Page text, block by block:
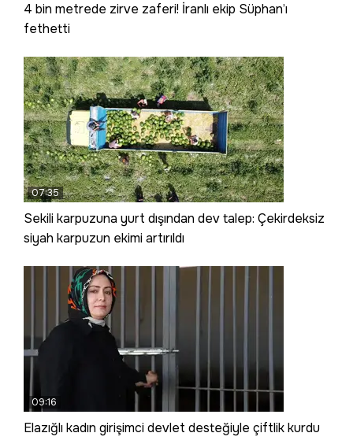
4 bin metrede zirve zaferi! İranlı ekip Süphan’ı
fethetti
07:35
Sekili karpuzuna yurt dışından dev talep: Çekirdeksiz
siyah karpuzun ekimi artırıldı
09:16
Elazığlı kadın girişimci devlet desteğiyle çiftlik kurdu